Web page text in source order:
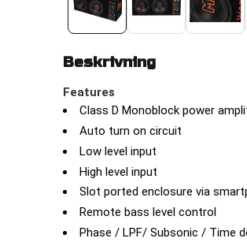
Beskrivning
Features
Class D Monoblock power
Auto turn on circuit
Low level input
High level input
Slot ported enclosure via
Remote bass level control
Phase / LPF/ Subsonic / Time